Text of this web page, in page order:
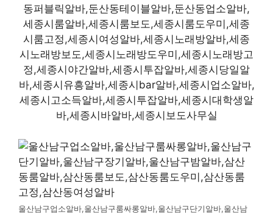
동퍼블릭알바,둔산동테이블알바,둔산동업소알바,
세종시룸알바,세종시룸보도,세종시룸도우미,세종
시룸고정,세종시여성알바,세종시노래방알바,세종
시노래방보도,세종시노래방도우미,세종시노래방고
정,세종시야간알바,세종시투잡알바,세종시당일알
바,세종시유흥알바,세종시bar알바,세종시업소알바,
세종시고소득알바,세종시투잡알바,세종시대학생알
바,세종시바알바,세종시보도사무실
울산남구업소알바,울산남구룸싸롱알바,울산남구단기알바,울산남